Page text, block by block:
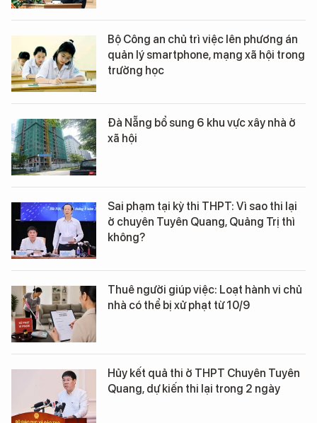
Bộ Công an chủ trì việc lên phương án
quản lý smartphone, mạng xã hội trong
trường học
Đà Nẵng bổ sung 6 khu vực xây nhà ở
xã hội
Sai phạm tại kỳ thi THPT: Vì sao thi lại
ở chuyên Tuyên Quang, Quảng Trị thì
không?
Thuê người giúp việc: Loạt hành vi chủ
nhà có thể bị xử phạt từ 10/9
Hủy kết quả thi ở THPT Chuyên Tuyên
Quang, dự kiến thi lại trong 2 ngày